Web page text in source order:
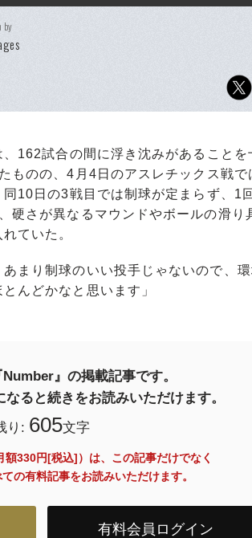
by
162試合の間に浮き沈みがあることを
ものの、4月4日のアスレチックス戦で
10日の3戦目では制球が定まらず、1
硬さが異なるマウンドやボールの滑り
ていた。
まり制球のいい投手じゃないので、
んどかなと思います」
』の掲載記事です。
ると続きをお読みいただけます。
り: 605文字
330円[税込]）は、この記事だけでなく
の有料記事をお読みいただけます。
有料会員ログイン